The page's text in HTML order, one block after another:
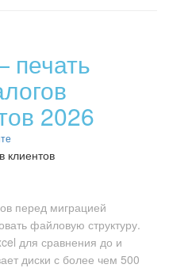
печать
2026
клиентов
перед миграцией
файловую структуру.
для сравнения до и
диски с более чем 500